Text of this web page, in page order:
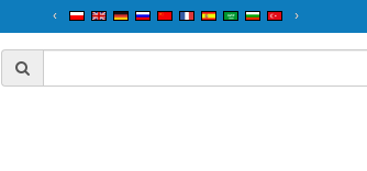
‹ ›